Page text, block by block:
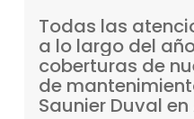
Todas las
a lo largo del
coberturas de
de
Saunier Duval en